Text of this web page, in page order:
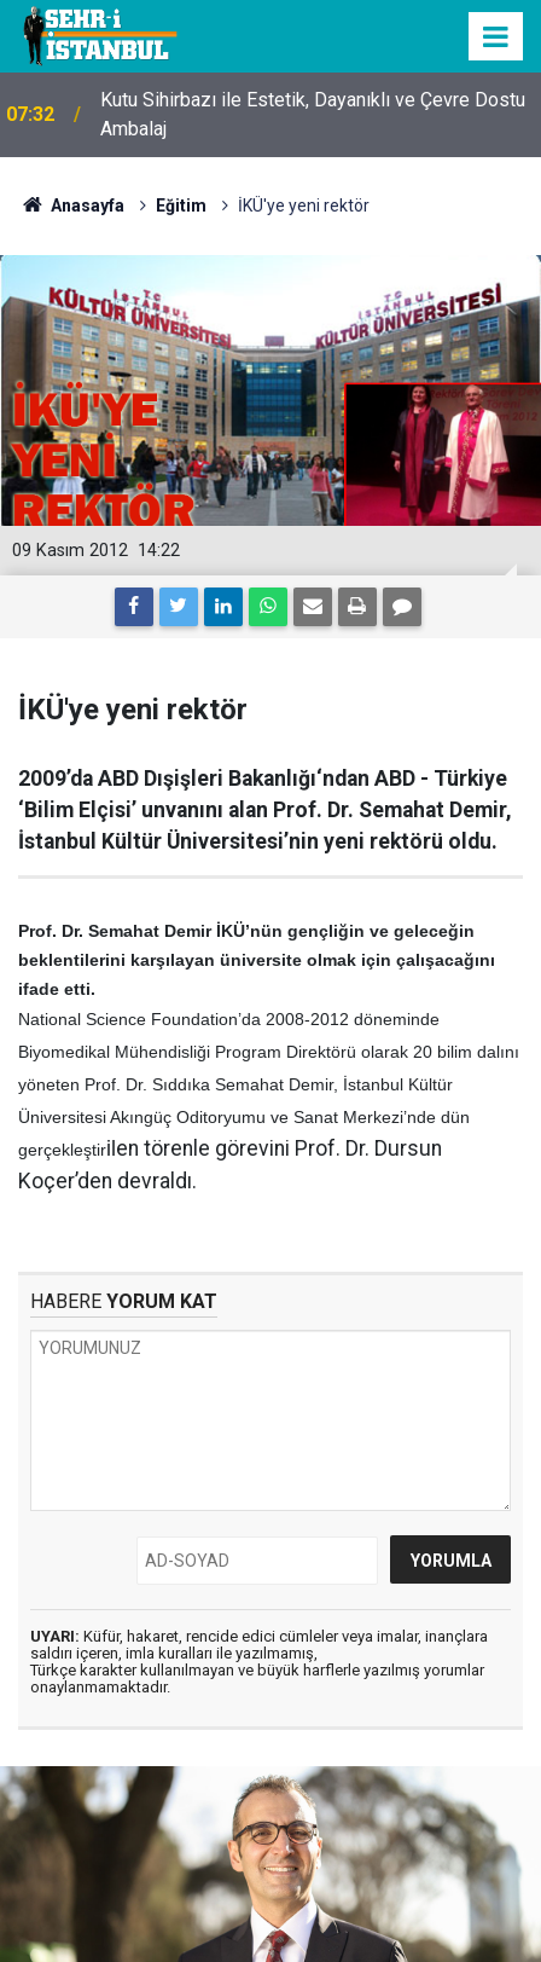
07:32
Kutu Sihirbazı ile Estetik, Dayanıklı ve Çevre Dostu
Ambalaj
Anasayfa Eğitim İKÜ'ye yeni rektör
14:22
09 Kasım 2012
İKÜ'ye yeni rektör
2009’da ABD Dışişleri Bakanlığı‘ndan ABD - Türkiye
‘Bilim Elçisi’ unvanını alan Prof. Dr. Semahat Demir,
İstanbul Kültür Üniversitesi’nin yeni rektörü oldu.
Prof. Dr. Semahat Demir İKÜ’nün gençliğin ve geleceğin
beklentilerini karşılayan üniversite olmak için çalışacağını
ifade etti.
National Science Foundation’da 2008-2012 döneminde
Biyomedikal Mühendisliği Program Direktörü olarak 20 bilim dalını
yöneten Prof. Dr. Sıddıka Semahat Demir, İstanbul Kültür
Üniversitesi Akıngüç Oditoryumu ve Sanat Merkezi’nde dün
gerçekleştiril en törenle görevini Prof. Dr. Dursun
Koçer’den devraldı.
HABERE YORUM KAT
UYARI: Küfür, hakaret, rencide edici cümleler veya imalar, inançlara
saldırı içeren, imla kuralları ile yazılmamış,
Türkçe karakter kullanılmayan ve büyük harflerle yazılmış yorumlar
onaylanmamaktadır.